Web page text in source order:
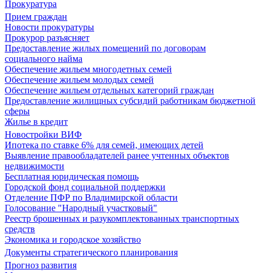
Прокуратура
Прием граждан
Новости прокуратуры
Прокурор разъясняет
Предоставление жилых помещений по договорам
социального найма
Обеспечение жильем многодетных семей
Обеспечение жильем молодых семей
Обеспечение жильем отдельных категорий граждан
Предоставление жилищных субсидий работникам бюджетной
сферы
Жилье в кредит
Новостройки ВИФ
Ипотека по ставке 6% для семей, имеющих детей
Выявление правообладателей ранее учтенных объектов
недвижимости
Бесплатная юридическая помощь
Городской фонд социальной поддержки
Отделение ПФР по Владимирской области
Голосование "Народный участковый"
Реестр брошенных и разукомплектованных транспортных
средств
Экономика и городское хозяйство
Документы стратегического планирования
Прогноз развития